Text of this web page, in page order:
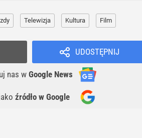
Telewizja Kultura Film
UDOSTĘPNIJ
nas w Google News
źródło w Google